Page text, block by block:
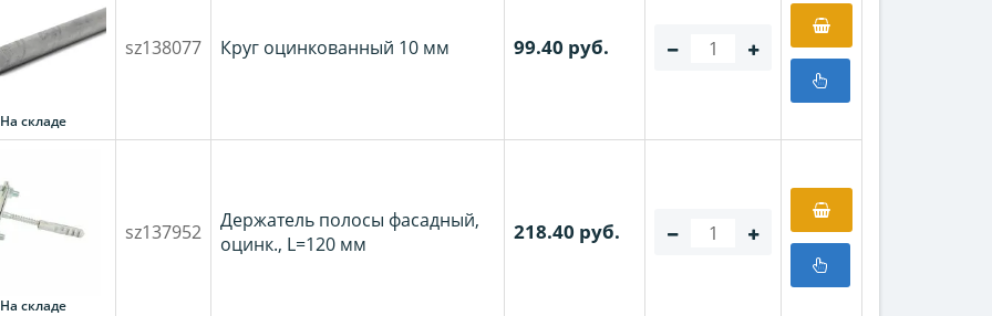
На складе
sz138077 Круг оцинкованный 10 мм 99.40 руб.
На складе
sz137952
Держатель полосы фасадный,
оцинк., L=120 мм
218.40 руб.